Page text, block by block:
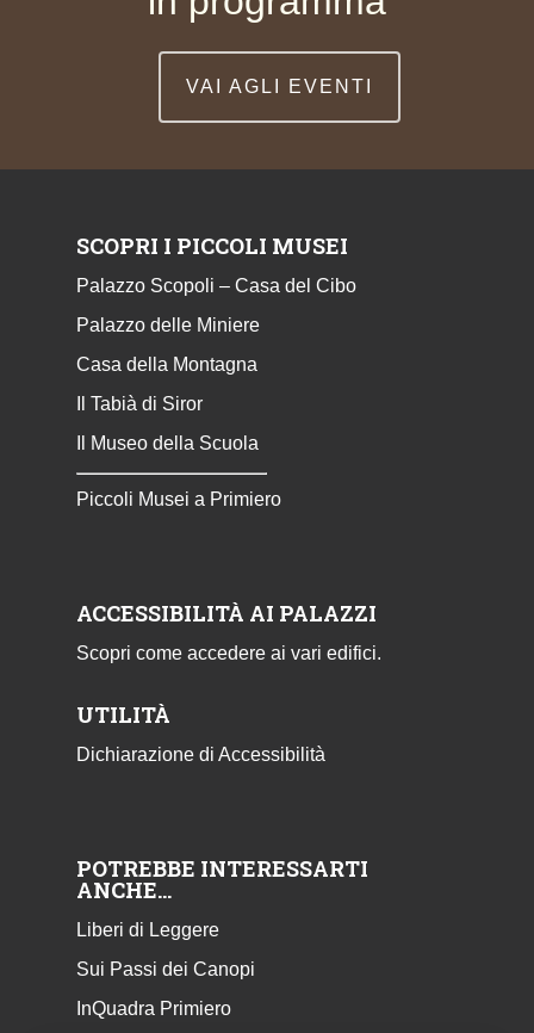
VAI AGLI EVENTI
SCOPRI I PICCOLI MUSEI
Palazzo Scopoli – Casa del Cibo
Palazzo delle Miniere
Casa della Montagna
Il Tabià di Siror
Il Museo della Scuola
Piccoli Musei a Primiero
ACCESSIBILITÀ AI PALAZZI
Scopri come accedere ai vari edifici.
UTILITÀ
Dichiarazione di Accessibilità
POTREBBE INTERESSARTI
ANCHE…
Liberi di Leggere
Sui Passi dei Canopi
InQuadra Primiero